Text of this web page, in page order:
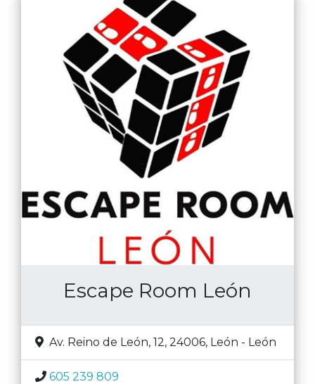
Escape Room León
Av. Reino de León, 12, 24006, León - León
605 239 809